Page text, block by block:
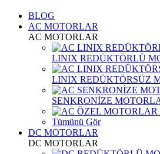
BLOG
AC MOTORLAR
AC MOTORLAR
LINIX REDÜKTÖRLÜ
LINIX REDÜKTÖRSÜZ
SENKRONİZE
Tümünü Gör
DC MOTORLAR
DC MOTORLAR